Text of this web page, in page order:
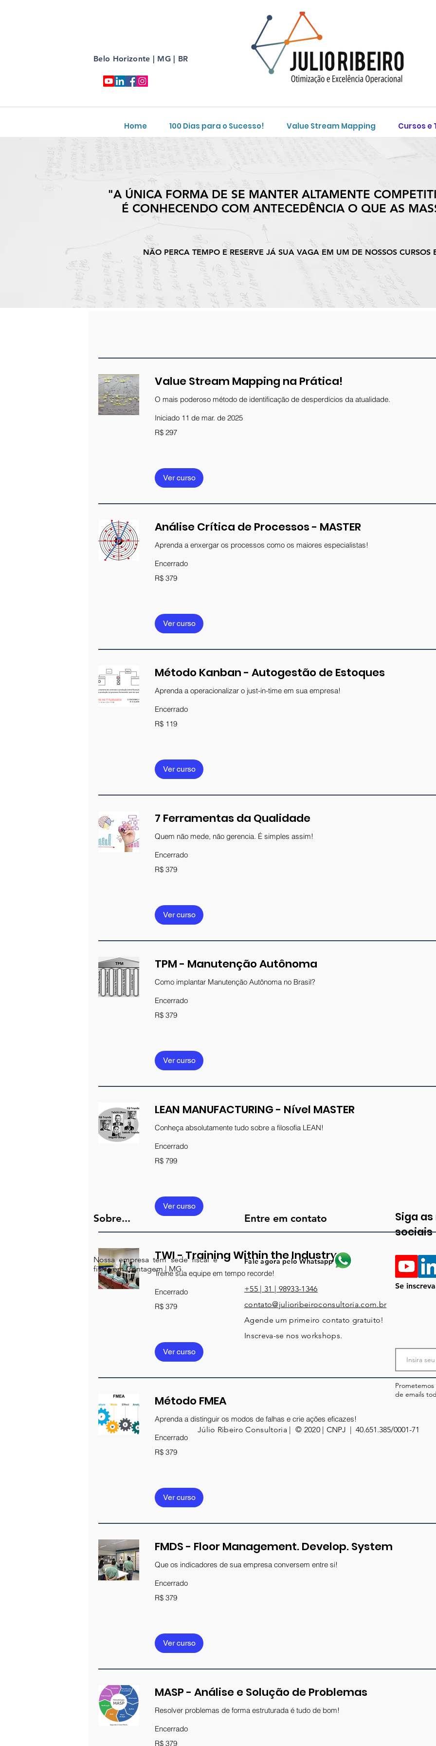
Belo Horizonte | MG | BR
Home 100 Dias para o Sucesso! Value Stream Mapping Cursos e
"A ÚNICA FORMA DE SE MANTER ALTAMENTE
É CONHECENDO COM ANTECEDÊNCIA O QUE AS
NÃO PERCA TEMPO E RESERVE JÁ SUA VAGA EM UM DE NOSSOS CURSOS
Value Stream Mapping na Prática!
O mais poderoso método de identificação de desperdícios da atualidade.
Iniciado 11 de mar. de 2025
Reais
R$ 297
Ver curso
Análise Crítica de Processos - MASTER
Aprenda a enxergar os processos como os maiores especialistas!
Encerrado
Reais
R$ 379
Ver curso
Método Kanban - Autogestão de Estoques
Aprenda a operacionalizar o just-in-time em sua empresa!
Encerrado
Reais
R$ 119
Ver curso
7 Ferramentas da Qualidade
Quem não mede, não gerencia. É simples assim!
Encerrado
Reais
R$ 379
Ver curso
TPM - Manutenção Autônoma
Como implantar Manutenção Autônoma no Brasil?
Encerrado
Reais
R$ 379
Ver curso
LEAN MANUFACTURING - Nível MASTER
Conheça absolutamente tudo sobre a filosofia LEAN!
Encerrado
Reais
R$ 799
Ver curso
TWI - Training Within the Industry
Treine sua equipe em tempo recorde!
Encerrado
Reais
R$ 379
Ver curso
Método FMEA
Aprenda a distinguir os modos de falhas e crie ações eficazes!
Encerrado
Reais
R$ 379
Ver curso
FMDS - Floor Management. Develop. System
Que os indicadores de sua empresa conversem entre si!
Encerrado
Reais
R$ 379
Ver curso
MASP - Análise e Solução de Problemas
Resolver problemas de forma estruturada é tudo de bom!
Encerrado
Reais
R$ 379
Sobre...
Nossa empresa tem sede fiscal e
física em Contagem | MG.
Entre em contato
Siga
sociais
Fale agora pelo Whatsapp
+55 | 31 | 98933-1346
contato@julioribeiroconsultoria.com.br
Agende um primeiro contato gratuito!
Inscreva-se nos workshops.
Se
de emails
Júlio Ribeiro Consultoria | © 2020 |CNPJ | 40.651.385/0001-71